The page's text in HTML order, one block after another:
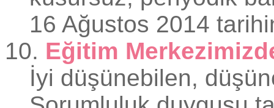
16 Ağustos 2014
10. Eğitim
İyi düşünebilen,